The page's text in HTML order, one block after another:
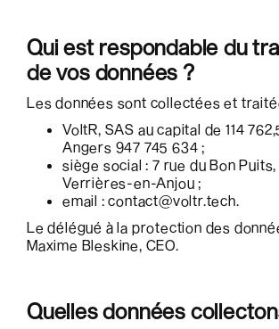
Qui est respondable du
de vos données ?
Les données sont collectées et
VoltR, SAS au capital de 114
Angers 947 745 634 ;
siège social : 7 rue du Bon Puits,
Verrières-en-Anjou ;
email : contact@voltr.tech.
Le délégué à la protection des
Maxime Bleskine, CEO.
Quelles données